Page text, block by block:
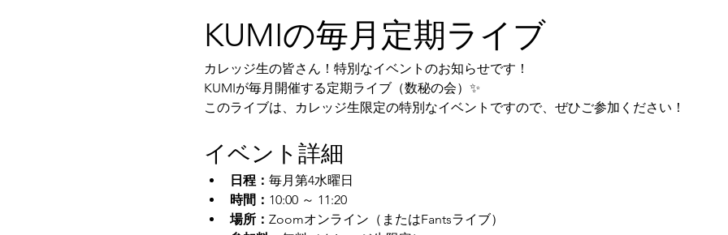
KUMIの毎月定期ライブ
カレッジ生の皆さん！特別なイベントのお知らせです！
KUMIが毎月開催する定期ライブ（数秘の会）✨
このライブは、カレッジ生限定の特別なイベントですので、ぜひご参加ください！
イベント詳細
日程： 毎月第4水曜日
時間： 10:00 ～ 11:20
場所： Zoomオンライン（またはFantsライブ）